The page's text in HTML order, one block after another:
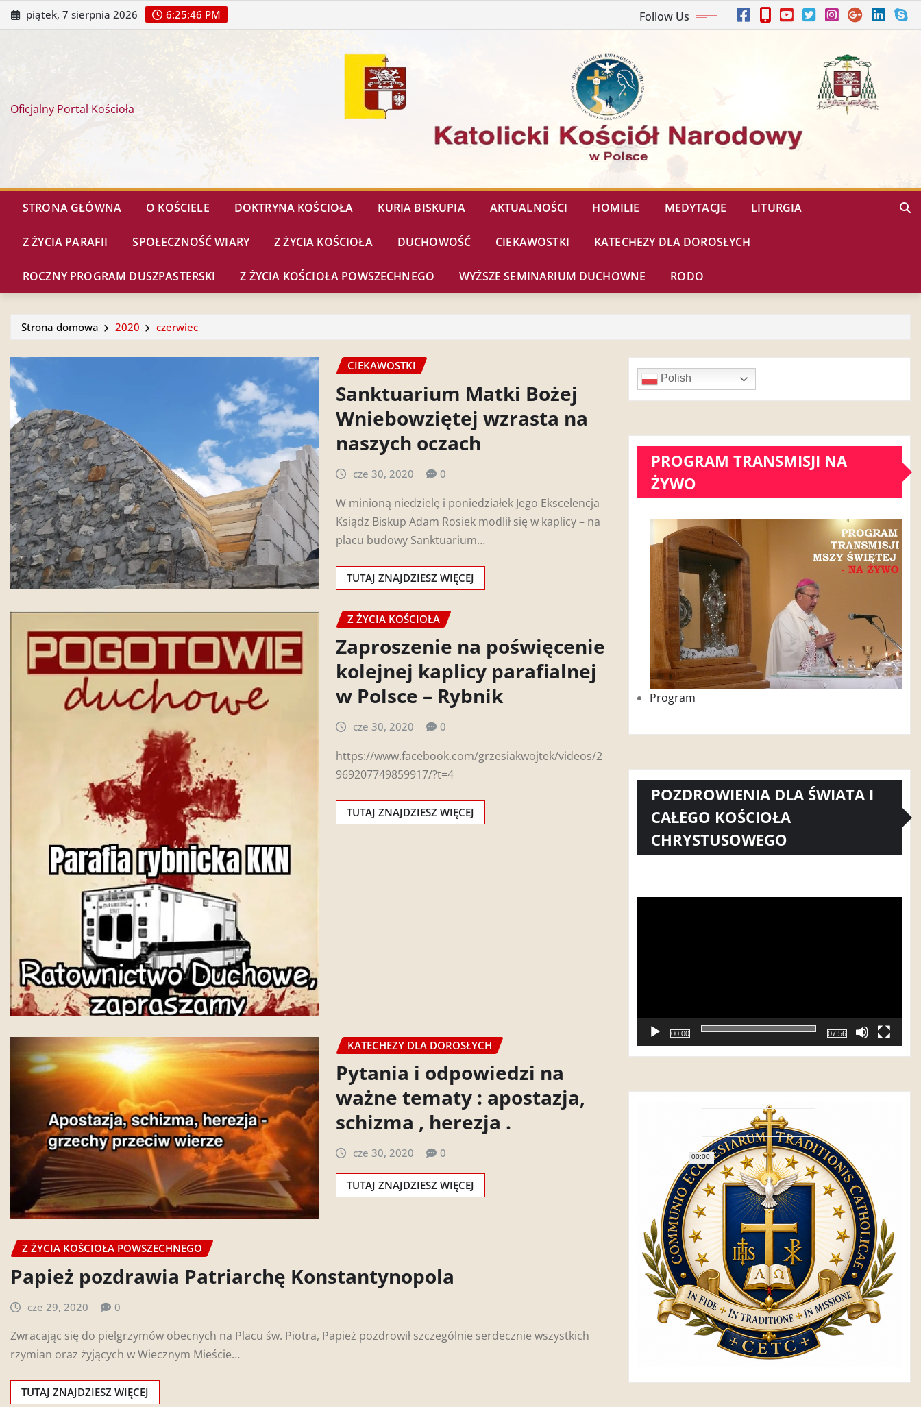
piątek, 7 sierpnia 2026 6:25:48 PM Follow Us
Oficjalny Portal Kościoła
STRONA GŁÓWNA O KOŚCIELE DOKTRYNA KOŚCIOŁA KURIA BISKUPIA AKTUALNOŚCI HOMILIE MEDYTACJE LITURGIA
Z ŻYCIA PARAFII SPOŁECZNOŚĆ WIARY Z ŻYCIA KOŚCIOŁA DUCHOWOŚĆ CIEKAWOSTKI KATECHEZY DLA DOROSŁYCH
ROCZNY PROGRAM DUSZPASTERSKI Z ŻYCIA KOŚCIOŁA POWSZECHNEGO WYŻSZE SEMINARIUM DUCHOWNE RODO
Strona domowa 2020 czerwiec
CIEKAWOSTKI
Sanktuarium Matki Bożej
Wniebowziętej wzrasta na
naszych oczach
cze 30, 2020 0
W minioną niedzielę i poniedziałek Jego Ekscelencja
Ksiądz Biskup Adam Rosiek modlił się w kaplicy – na
placu budowy Sanktuarium…
TUTAJ ZNAJDZIESZ WIĘCEJ
Z ŻYCIA KOŚCIOŁA
Zaproszenie na poświęcenie
kolejnej kaplicy parafialnej
w Polsce – Rybnik
cze 30, 2020 0
https://www.facebook.com/grzesiakwojtek/videos/2
969207749859917/?t=4
TUTAJ ZNAJDZIESZ WIĘCEJ
KATECHEZY DLA DOROSŁYCH
Pytania i odpowiedzi na
ważne tematy : apostazja,
schizma , herezja .
cze 30, 2020 0
TUTAJ ZNAJDZIESZ WIĘCEJ
Z ŻYCIA KOŚCIOŁA POWSZECHNEGO
Papież pozdrawia Patriarchę Konstantynopola
cze 29, 2020 0
Zwracając się do pielgrzymów obecnych na Placu św. Piotra, Papież pozdrowił szczególnie serdecznie wszystkich
rzymian oraz żyjących w Wiecznym Mieście…
TUTAJ ZNAJDZIESZ WIĘCEJ
Polish
PROGRAM TRANSMISJI NA
ŻYWO
Program
POZDROWIENIA DLA ŚWIATA I
CAŁEGO KOŚCIOŁA
CHRYSTUSOWEGO
00:00
00:00
07:56